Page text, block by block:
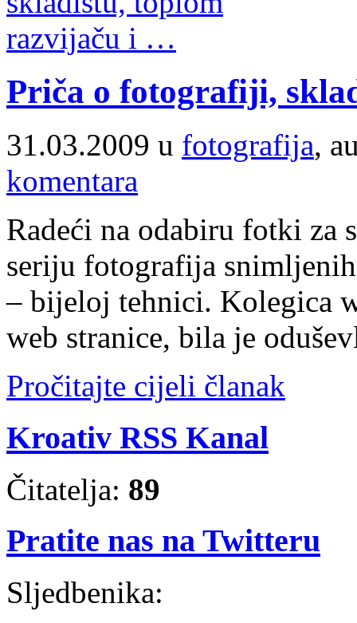
Priča o fotografiji,
31.03.2009 u fotografija,
komentara
Radeći na odabiru fotki za
seriju fotografija
– bijeloj tehnici. Kolegica
web stranice, bila je
Pročitajte cijeli članak
Kroativ RSS Kanal
Čitatelja: 89
Pratite nas na Twitteru
Sljedbenika: